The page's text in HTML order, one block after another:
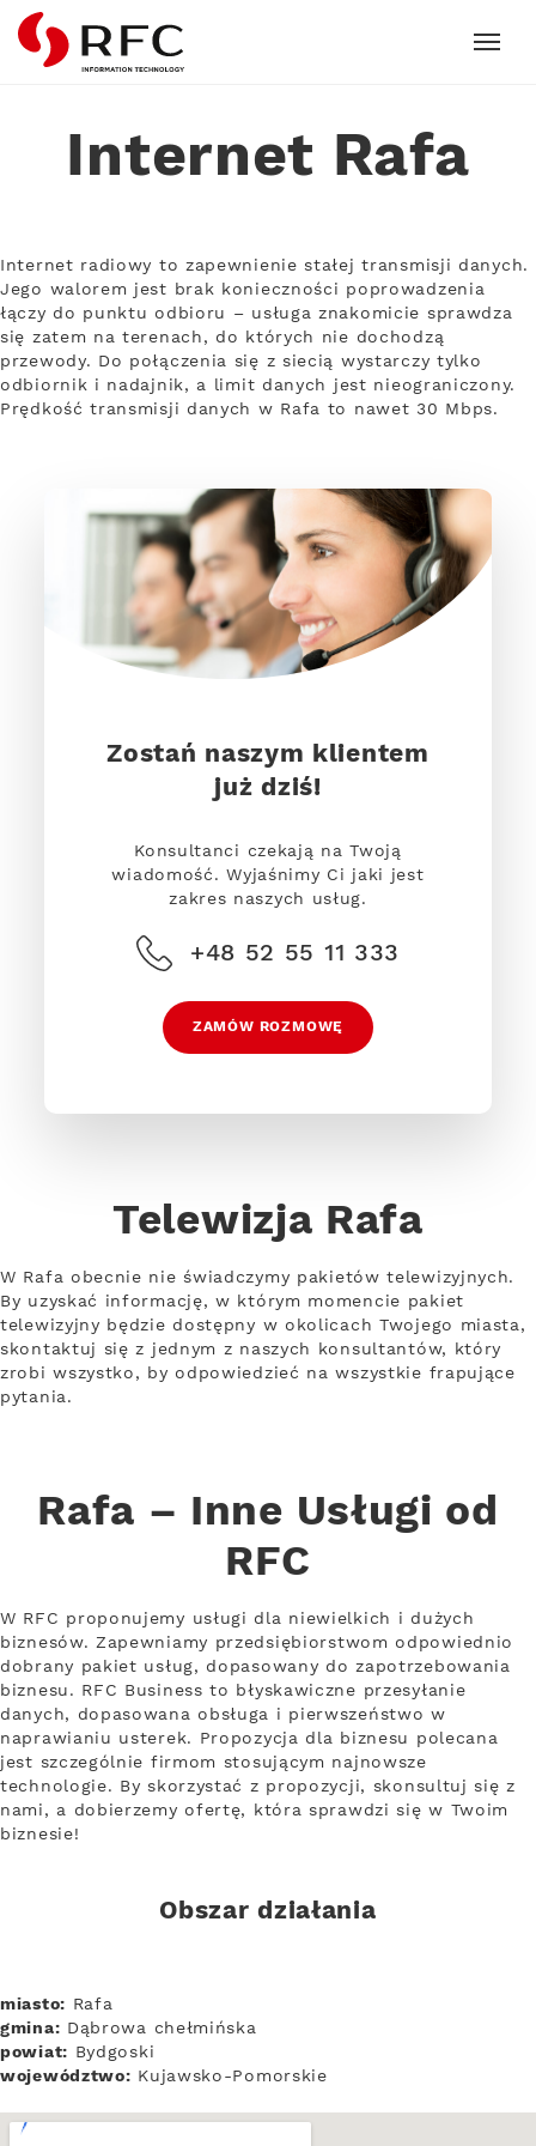
RFC
Internet Rafa
Internet radiowy to zapewnienie stałej transmisji danych.
Jego walorem jest brak konieczności poprowadzenia
łączy do punktu odbioru – usługa znakomicie sprawdza
się zatem na terenach, do których nie dochodzą
przewody. Do połączenia się z siecią wystarczy tylko
odbiornik i nadajnik, a limit danych jest nieograniczony.
Prędkość transmisji danych w Rafa to nawet 30 Mbps.
Zostań naszym klientem
już dziś!
Konsultanci czekają na Twoją
wiadomość. Wyjaśnimy Ci jaki jest
zakres naszych usług.
+48 52 55 11 333
ZAMÓW ROZMOWĘ
Telewizja Rafa
W Rafa obecnie nie świadczymy pakietów telewizyjnych.
By uzyskać informację, w którym momencie pakiet
telewizyjny będzie dostępny w okolicach Twojego miasta,
skontaktuj się z jednym z naszych konsultantów, który
zrobi wszystko, by odpowiedzieć na wszystkie frapujące
pytania.
Rafa – Inne Usługi od
RFC
W RFC proponujemy usługi dla niewielkich i dużych
biznesów. Zapewniamy przedsiębiorstwom odpowiednio
dobrany pakiet usług, dopasowany do zapotrzebowania
biznesu. RFC Business to błyskawiczne przesyłanie
danych, dopasowana obsługa i pierwszeństwo w
naprawianiu usterek. Propozycja dla biznesu polecana
jest szczególnie firmom stosującym najnowsze
technologie. By skorzystać z propozycji, skonsultuj się z
nami, a dobierzemy ofertę, która sprawdzi się w Twoim
biznesie!
Obszar działania
miasto: Rafa
gmina: Dąbrowa chełmińska
powiat: Bydgoski
województwo: Kujawsko-Pomorskie